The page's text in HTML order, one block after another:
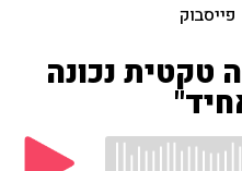
פייסבוק
טקטית נכונה